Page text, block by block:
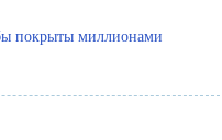
покрыты миллионами